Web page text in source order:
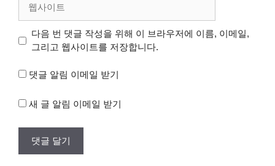
트
다음 번 댓글 작성을 위해 이 브라우저에 이름, 이메일,
그리고 웹사이트를 저장합니다.
댓글 알림 이메일 받기
새 글 알림 이메일 받기